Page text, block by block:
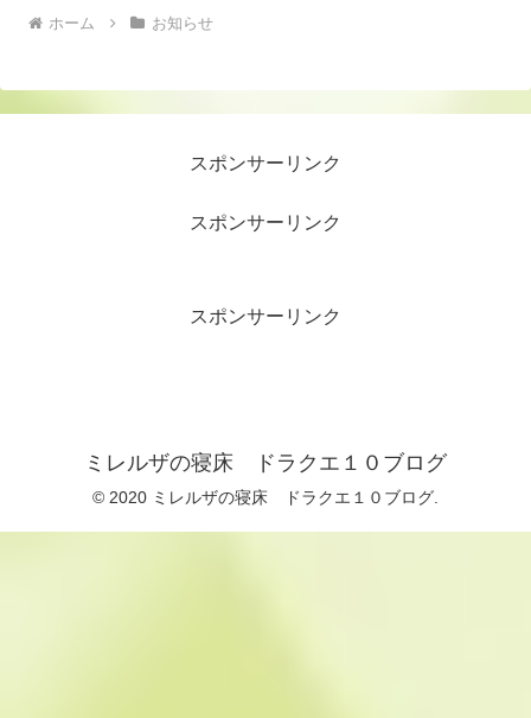
ホーム お知らせ
スポンサーリンク
スポンサーリンク
スポンサーリンク
ミレルザの寝床 ドラクエ１０ブログ
© 2020 ミレルザの寝床 ドラクエ１０ブログ.